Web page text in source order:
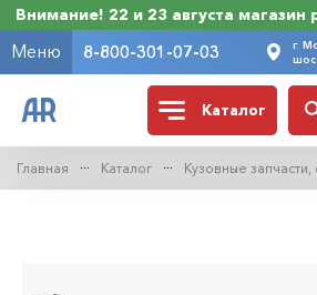
Внимание! 22 и 23 августа магазин
Меню 8-800-301-07-03
г.
Каталог
Главная Каталог Кузовные запчасти,